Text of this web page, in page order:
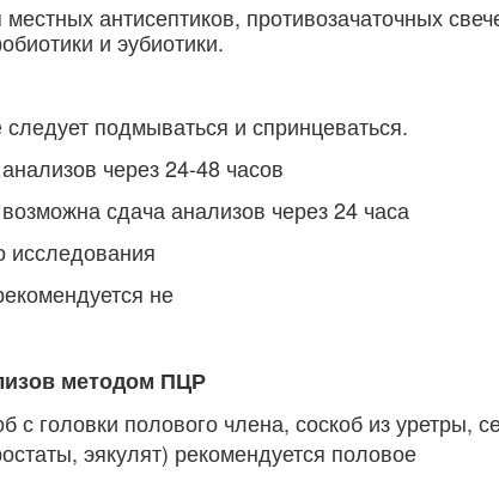
антисептиков, противозачаточных
и эубиотики.
подмываться и спринцеваться.
через 24-48 часов
сдача анализов через 24 часа
исследования
не
методом ПЦР
с головки полового члена, соскоб из уретры,
эякулят) рекомендуется половое